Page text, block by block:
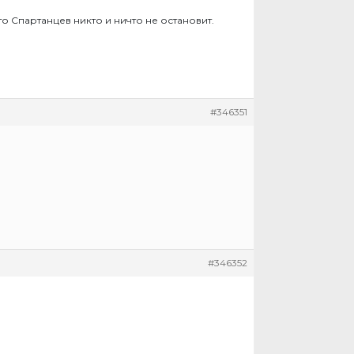
Спартанцев никто и ничто не остановит.
#346351
#346352